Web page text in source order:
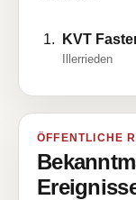
KVT
Illerrieden
ÖFFENTLICHE